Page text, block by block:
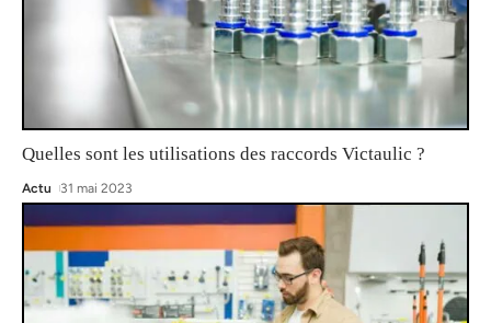
Quelles sont les utilisations des raccords Victaulic ?
Actu 31 mai 2023